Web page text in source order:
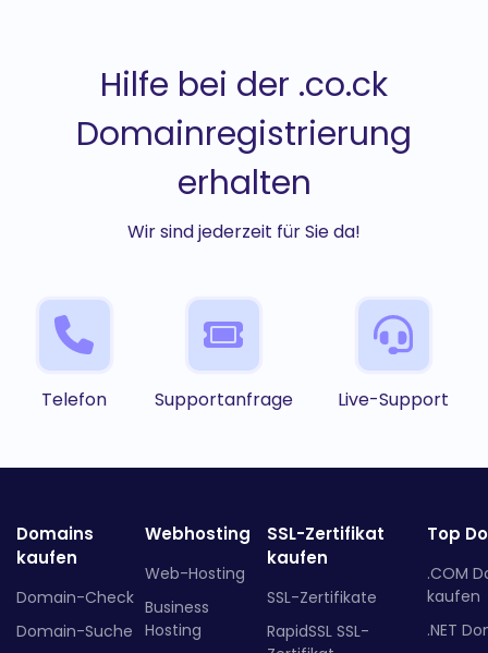
Hilfe bei der .co.ck
Domainregistrierung
erhalten
Wir sind jederzeit für Sie da!
Telefon Supportanfrage Live-Support
Domains
kaufen
Domain-Check
Domain-Suche
Webhosting
Web-Hosting
Business
Hosting
SSL-Zertifikat
kaufen
SSL-Zertifikate
RapidSSL SSL-
Top
.COM
kaufen
.NET